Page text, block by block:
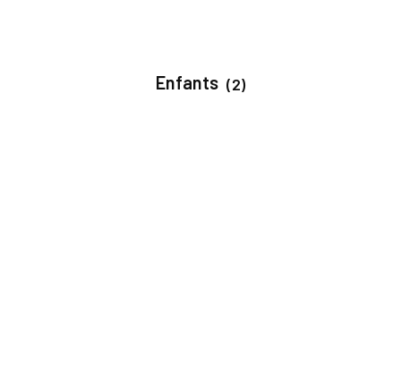
Enfants (2)